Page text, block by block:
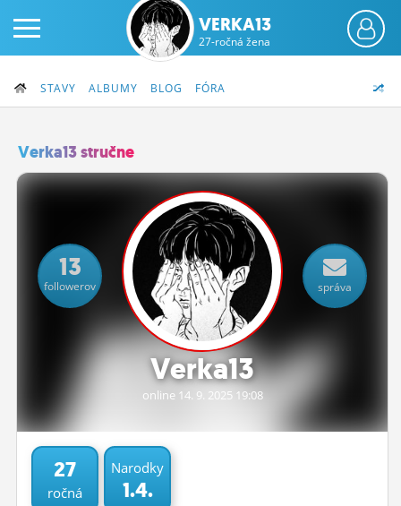
PRIHLÁS SA
ČINŽIAK
FÓRUM
STATUSY
BLOGY
MÔJ PROFIL
NASTAVENIA
VERKA13
27-ročná žena
STAVY ALBUMY BLOG FÓRA
Verka13 stručne
Verka13
online 14. 9. 2025 19:08
13
followerov správa
27
ročná
Narodky
1.4.